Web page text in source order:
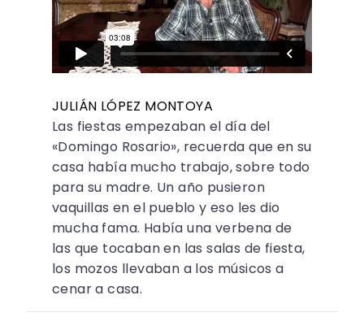
JULIÁN LÓPEZ MONTOYA
Las fiestas empezaban el día del
«Domingo Rosario», recuerda que en su
casa había mucho trabajo, sobre todo
para su madre. Un año pusieron
vaquillas en el pueblo y eso les dio
mucha fama. Había una verbena de
las que tocaban en las salas de fiesta,
los mozos llevaban a los músicos a
cenar a casa.